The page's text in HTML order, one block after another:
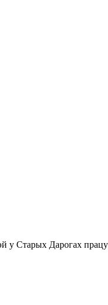
у Старых Дарогах